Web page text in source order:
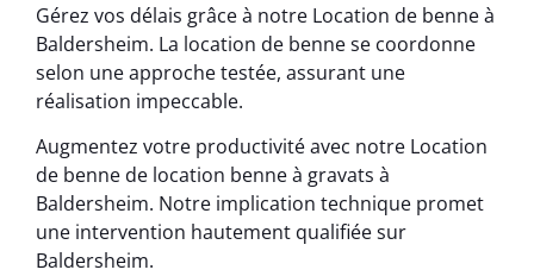
Gérez vos délais grâce à notre Location de benne à
Baldersheim. La location de benne se coordonne
selon une approche testée, assurant une
réalisation impeccable.
Augmentez votre productivité avec notre Location
de benne de location benne à gravats à
Baldersheim. Notre implication technique promet
une intervention hautement qualifiée sur
Baldersheim.